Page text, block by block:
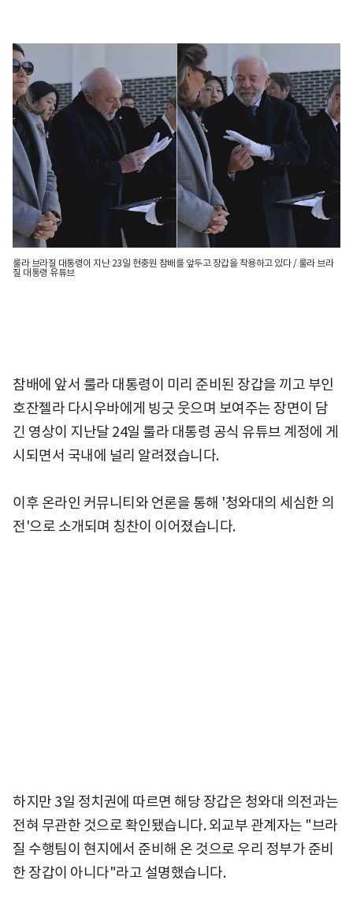
룰라 브라질 대통령이 지난 23일 현충원 참배를 앞두고 장갑을 착용하고 있다 / 룰라 브라
질 대통령 유튜브
참배에 앞서 룰라 대통령이 미리 준비된 장갑을 끼고 부인
호잔젤라 다시우바에게 빙긋 웃으며 보여주는 장면이 담
긴 영상이 지난달 24일 룰라 대통령 공식 유튜브 계정에 게
시되면서 국내에 널리 알려졌습니다.
이후 온라인 커뮤니티와 언론을 통해 '청와대의 세심한 의
전'으로 소개되며 칭찬이 이어졌습니다.
하지만 3일 정치권에 따르면 해당 장갑은 청와대 의전과는
전혀 무관한 것으로 확인됐습니다. 외교부 관계자는 "브라
질 수행팀이 현지에서 준비해 온 것으로 우리 정부가 준비
한 장갑이 아니다"라고 설명했습니다.